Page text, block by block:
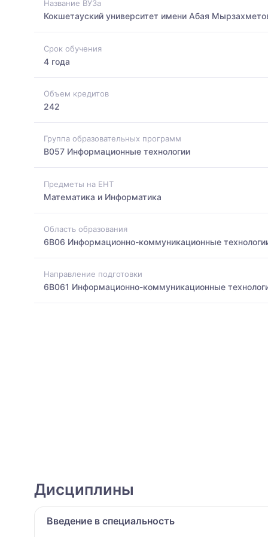
Название ВУЗа
Кокшетауский университет имени Абая
Срок обучения
4 года
Объем кредитов
242
Группа образовательных программ
B057 Информационные технологии
Предметы на ЕНТ
Математика и Информатика
Область образования
6B06 Информационно-коммуникационные
Направление подготовки
6B061 Информационно-коммуникационные
Дисциплины
Введение в специальность